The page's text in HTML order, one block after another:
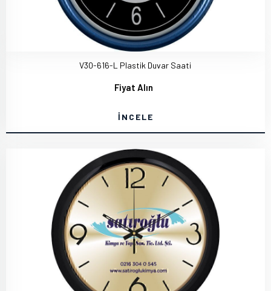
V30-616-L Plastik Duvar Saati
Fiyat Alın
İNCELE